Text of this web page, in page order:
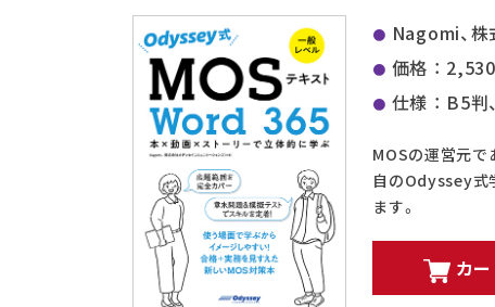
Nagomi、株
価格 ： 2,530
仕様 ： B5判
MOSの運営元で
自のOdyssey式
ます。
カ